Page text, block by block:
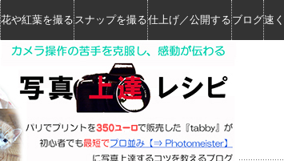
花や紅葉を撮る スナップを撮る仕上げ／公開する ブログ速